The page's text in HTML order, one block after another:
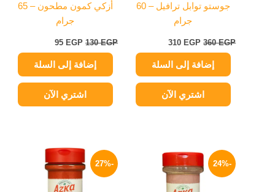
جوستو توابل ترافيل – 60
جرام
360EGP
310 EGP
إضافة إلى السلة
اشتري الآن
أزكي كمون مطحون – 65
جرام
130EGP
95 EGP
إضافة إلى السلة
اشتري الآن
-24%
الأصلي
هو:
الحالي
هو:
-27%
السعر
هو:
110 EGP.
السعر
هو:
80 EGP.